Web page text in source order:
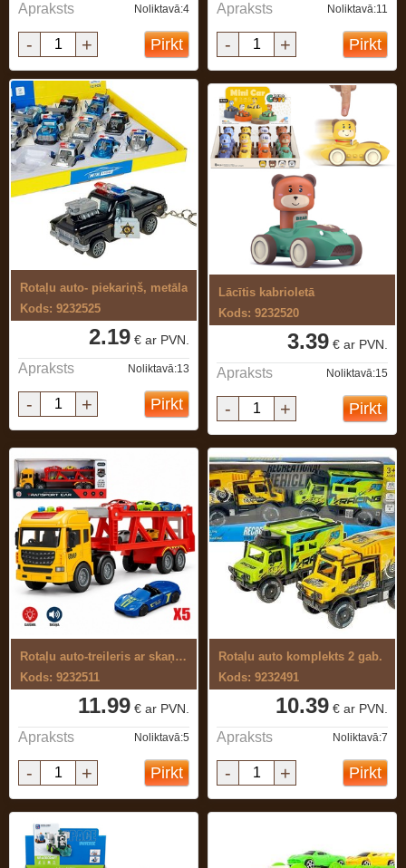
Apraksts Noliktavā:4
- + Pirkt
Apraksts Noliktavā:11
- + Pirkt
Rotaļu auto- piekariņš, metāla
Kods: 9232525
2.19 € ar PVN.
Apraksts Noliktavā:13
- + Pirkt
Lācītis kabrioletā
Kods: 9232520
3.39 € ar PVN.
Apraksts Noliktavā:15
- + Pirkt
Rotaļu auto-treileris ar skaņu ,gaismu ...
Kods: 9232511
11.99 € ar PVN.
Apraksts Noliktavā:5
- + Pirkt
Rotaļu auto komplekts 2 gab.
Kods: 9232491
10.39 € ar PVN.
Apraksts Noliktavā:7
- + Pirkt